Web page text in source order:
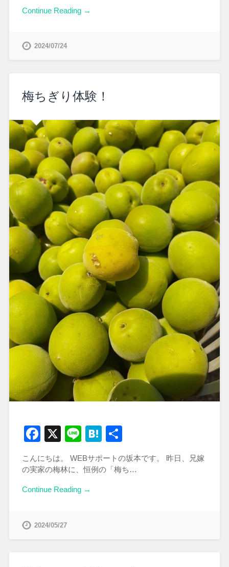
Continue Reading →
2024/07/24
梅ちぎり体験！
Facebook
X LineHatena
有
こんにちは。 WEBサポートの坂本です。 昨日、兄嫁
の実家の梅林に、恒例の「梅ち…
Continue Reading →
2024/05/27